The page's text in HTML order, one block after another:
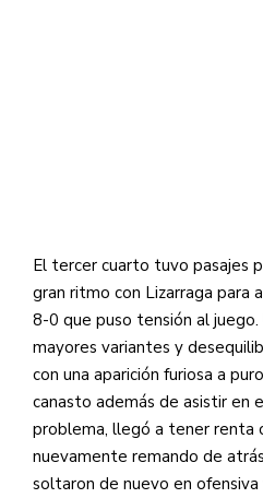
El tercer cuarto tuvo pasajes
gran ritmo con Lizarraga para
8-0 que puso tensión al
mayores variantes y
con una aparición furiosa a
canasto además de asistir en
problema, llegó a tener renta
nuevamente remando de
soltaron de nuevo en